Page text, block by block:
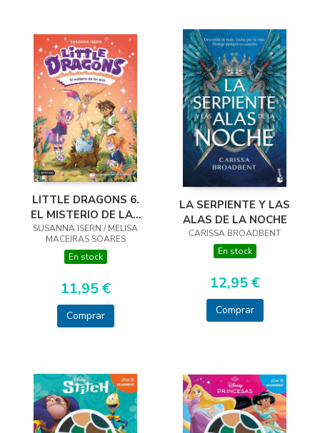
LITTLE DRAGONS 6.
EL MISTERIO DE LAS
ALAS
SUSANNA ISERN / MELISA
MACEIRAS SOARES
En stock
11,95 €
Comprar
LA SERPIENTE Y LAS
ALAS DE LA NOCHE
CARISSA BROADBENT
En stock
12,95 €
Comprar